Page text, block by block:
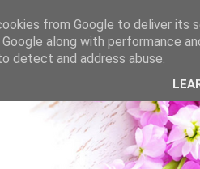
TORTEN / KUCHEN /
from Google to deliver its
Google along with performance
detect and address abuse.